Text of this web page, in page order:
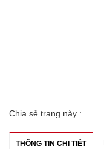
Chia sẻ trang này :
THÔNG TIN CHI TIẾT